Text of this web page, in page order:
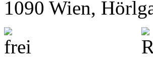
1090 Wien,